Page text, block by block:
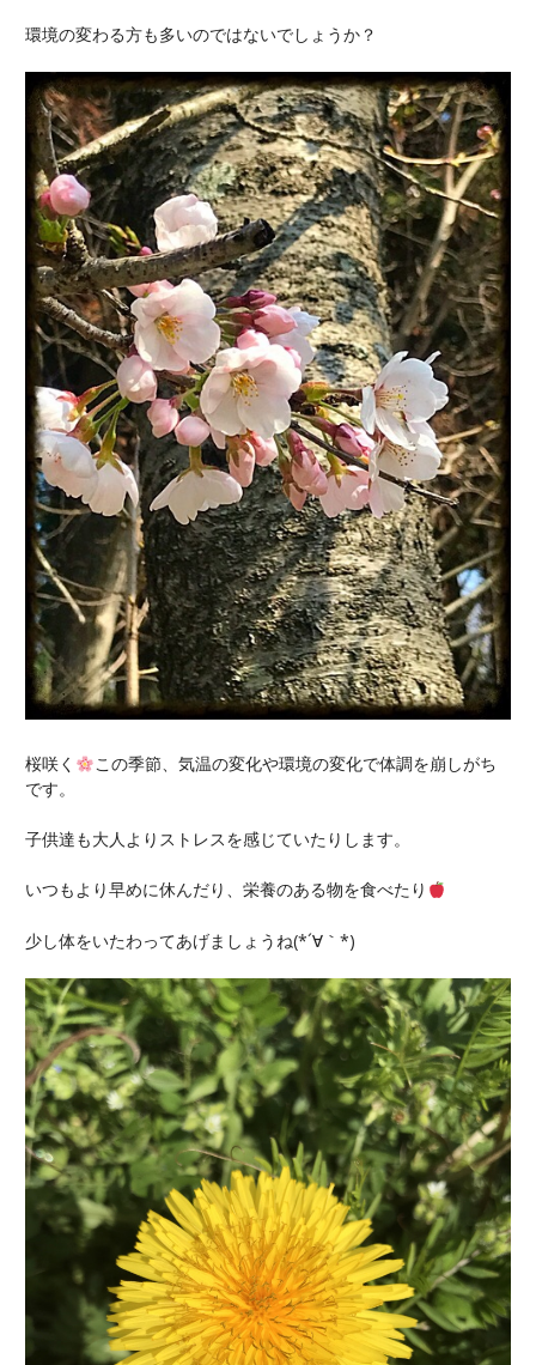
環境の変わる方も多いのではないでしょうか？
桜咲く
この季節、気温の変化や環境の変化で体調を崩しがち
です。
子供達も大人よりストレスを感じていたりします。
いつもより早めに休んだり、栄養のある物を食べたり
少し体をいたわってあげましょうね(*´∀｀*)